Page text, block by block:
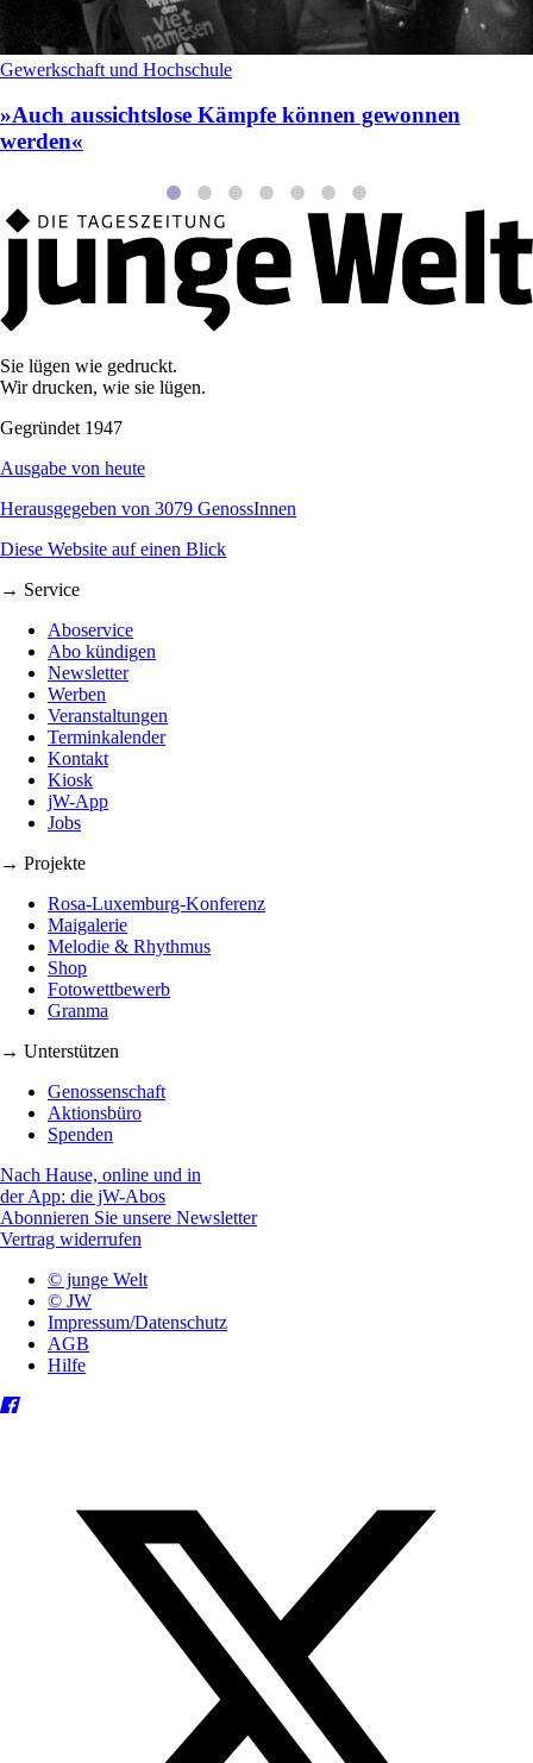
Gewerkschaft und Hochschule
»Auch aussichtslose Kämpfe können gewonnen
werden«
Sie lügen wie gedruckt.
Wir drucken, wie sie lügen.
Gegründet 1947
Ausgabe von heute
Herausgegeben von 3079 GenossInnen
Diese Website auf einen Blick
→ Service
Aboservice
Abo kündigen
Newsletter
Werben
Veranstaltungen
Terminkalender
Kontakt
Kiosk
jW-App
Jobs
→ Projekte
Rosa-Luxemburg-Konferenz
Maigalerie
Melodie & Rhythmus
Shop
Fotowettbewerb
Granma
→ Unterstützen
Genossenschaft
Aktionsbüro
Spenden
Nach Hause, online und in
der App: die jW-Abos
Abonnieren Sie unsere Newsletter
Vertrag widerrufen
© junge Welt
© JW
Impressum/Datenschutz
AGB
Hilfe